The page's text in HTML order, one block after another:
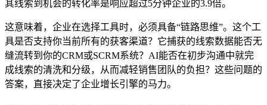
其线索到机会的转化率是响应超过5分钟企业的3.9倍。
这意味着，企业在选择工具时，必须具备“链路思维”。这个工
具是否支持你当前所有的获客渠道？它捕获的线索数据能否无
缝流转到你的CRM或SCRM系统？AI能否在初步沟通中就完
成线索的清洗和分级，从而减轻销售团队的负担？这些问题的
答案，直接决定了企业增长引擎的马力。